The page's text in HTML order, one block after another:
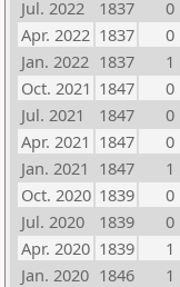
Jul. 2022
1837 0
Apr. 2022 1837 0
Jan. 2022 1837 1
Oct. 2021 1847 0
Jul. 2021
1847 0
Apr. 2021 1847 0
Jan. 2021 1847 1
Oct. 2020 1839 0
Jul. 2020
1839 0
Apr. 2020 1839 1
Jan. 2020 1846 1